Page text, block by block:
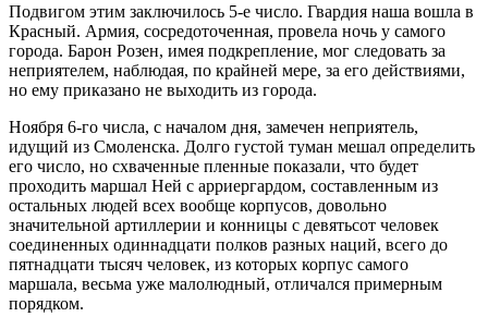
Подвигом этим заключилось 5-е число. Гвардия наша вошла в
Красный. Армия, сосредоточенная, провела ночь у самого
города. Барон Розен, имея подкрепление, мог следовать за
неприятелем, наблюдая, по крайней мере, за его действиями,
но ему приказано не выходить из города.
Ноября 6-го числа, с началом дня, замечен неприятель,
идущий из Смоленска. Долго густой туман мешал определить
его число, но схваченные пленные показали, что будет
проходить маршал Ней с арриергардом, составленным из
остальных людей всех вообще корпусов, довольно
значительной артиллерии и конницы с девятьсот человек
соединенных одиннадцати полков разных наций, всего до
пятнадцати тысяч человек, из которых корпус самого
маршала, весьма уже малолюдный, отличался примерным
порядком.